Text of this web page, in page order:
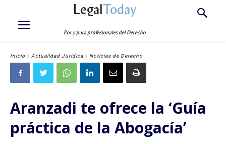
LegalToday
Por y para profesionales del Derecho
Inicio Actualidad Jurídica Noticias de Derecho
Aranzadi te ofrece la ‘Guía
práctica de la Abogacía’